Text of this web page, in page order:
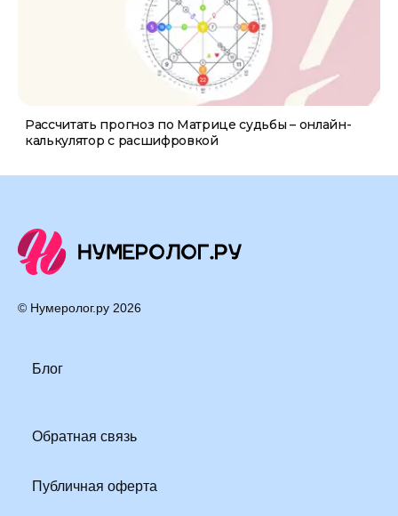
Рассчитать прогноз по Матрице судьбы – онлайн-
калькулятор с расшифровкой
© Нумеролог.ру 2026
Блог
Обратная связь
Публичная оферта